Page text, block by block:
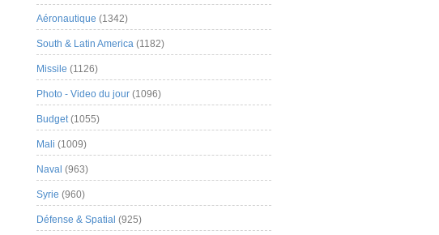
Aéronautique (1342)
South & Latin America (1182)
Missile (1126)
Photo - Video du jour (1096)
Budget(1055)
Mali (1009)
Naval (963)
Syrie (960)
Défense & Spatial (925)